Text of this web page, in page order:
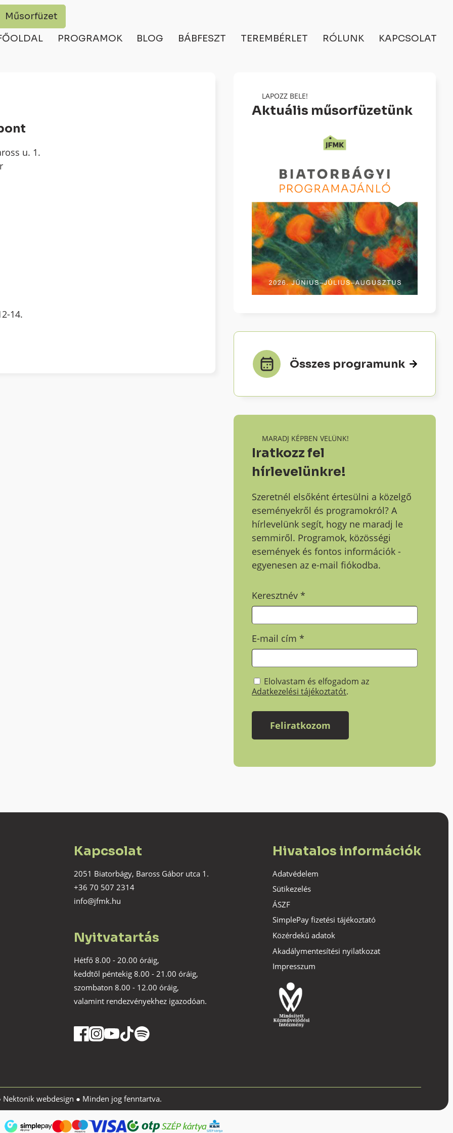
Műsorfüzet
PROGRAMOK BLOG BÁBFESZT TEREMBÉRLET RÓLUNK KAPCSOLAT
u. 1.
14.
LAPOZZ BELE!
Aktuális műsorfüzetünk
Összes programunk
MARADJ KÉPBEN VELÜNK!
Iratkozz fel
hírlevelünkre!
Szeretnél elsőként értesülni a közelgő
eseményekről és programokról? A
hírlevelünk segít, hogy ne maradj le
semmiről. Programok, közösségi
események és fontos információk -
egyenesen az e-mail fiókodba.
Keresztnév*
E-mail cím*
Elolvastam és elfogadom az
Adatkezelési tájékoztatót.
Kapcsolat
2051 Biatorbágy, Baross Gábor utca 1.
+36 70 507 2314
info@jfmk.hu
Nyitvatartás
Hétfő 8.00 - 20.00 óráig,
keddtől péntekig 8.00 - 21.00 óráig,
szombaton 8.00 - 12.00 óráig,
valamint rendezvényekhez igazodóan.
Hivatalos információk
Adatvédelem
Sütikezelés
ÁSZF
SimplePay fizetési tájékoztató
Közérdekű adatok
Akadálymentesítési nyilatkozat
Impresszum
Nektonik webdesign ● Minden jog fenntartva.